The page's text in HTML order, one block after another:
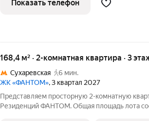
Показать телефон
168,4 м² · 2-комнатная квартира · 3
Сухаревская
6 мин.
ЖК «ФАНТОМ», 3 квартал 2027
Представляем просторную 2-комнатную
Резиденций ФАНТОМ. Общая площадь лота